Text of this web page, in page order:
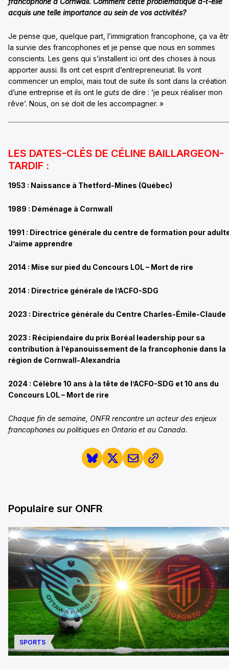
acquis une telle importance au sein de vos activités?
Je pense que, quelque part, l’immigration francophone, ça va
la survie des francophones et je pense que nous en sommes
conscients. Les gens qui s’installent ici ont des choses à nous
apporter aussi. Ils ont cet esprit d’entrepreneuriat. Ils vont
commencer un emploi, mais tout de suite ils sont dans la création
d’une entreprise et ils ont le guts de dire : ‘je peux réaliser mon
rêve’. Nous, on se doit de les accompagner. »
LES DATES-CLÉS DE CÉLINE BAILLARGEON-
TARDIF :
1953 : Naissance à Thetford-Mines (Québec)
1989 : Déménage à Cornwall
1991 : Directrice générale du centre de formation pour
J’aime apprendre
2014 : Mise sur pied du Concours LOL – Mort de rire
2014 : Directrice générale de l’ACFO-SDG
2023 : Directrice générale du Centre Charles-Émile-Claude
2023 : Récipiendaire du prix Boréal leadership pour sa
contribution à l’épanouissement de la francophonie dans la
région de Cornwall-Alexandria
2024 : Célèbre 10 ans à la tête de l’ACFO-SDG et 10 ans du
Concours LOL – Mort de rire
Chaque fin de semaine, ONFR rencontre un acteur des enjeux
francophones ou politiques en Ontario et au Canada.
Populaire sur ONFR
SPORTS